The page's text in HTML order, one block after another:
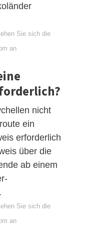
Sie sich die
an
nicht
ein
erforderlich
über die
ab einem
Sie sich die
an